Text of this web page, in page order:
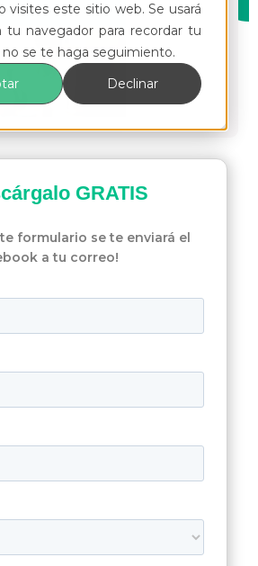
visites este sitio web. Se usará
tu navegador para recordar tu
se te haga seguimiento.
Declinar
GRATIS
formulario se te enviará el
a tu correo!